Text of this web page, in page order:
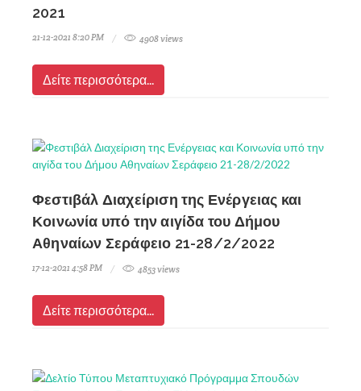
2021
21-12-2021 8:20 PM 4908 views
Δείτε περισσότερα...
Φεστιβάλ Διαχείριση της Ενέργειας και
Κοινωνία υπό την αιγίδα του Δήμου
Αθηναίων Σεράφειο 21-28/2/2022
17-12-2021 4:58 PM 4853 views
Δείτε περισσότερα...